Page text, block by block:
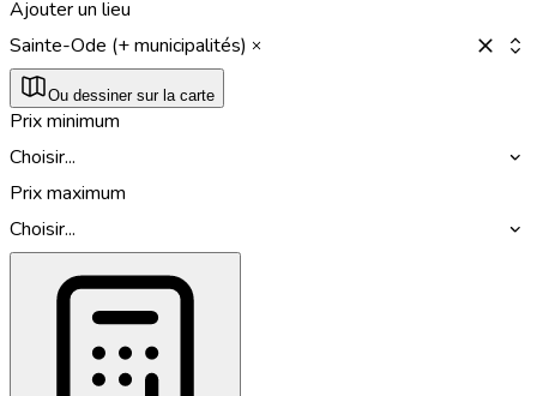
Ajouter un lieu
Sainte-Ode (+ municipalités)
Ou dessiner sur la carte
Prix minimum
Choisir...
Prix maximum
Choisir...